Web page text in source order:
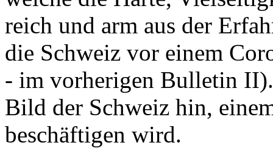
reich und arm aus der
die Schweiz vor einem
- im vorherigen Bulletin
Bild der Schweiz hin,
beschäftigen wird.